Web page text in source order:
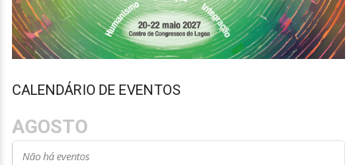
CALENDÁRIO DE EVENTOS
AGOSTO
Não há eventos